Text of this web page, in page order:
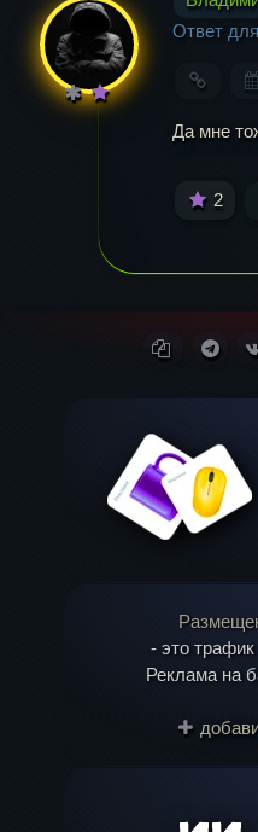
Email*
Ответ
Да мне
2
- это
Реклама на